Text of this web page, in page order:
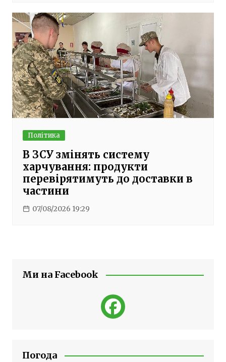
Політика
В ЗСУ змінять систему
харчування: продукти
перевірятимуть до доставки в
частини
07/08/2026 19:29
Ми на Facebook
Погода